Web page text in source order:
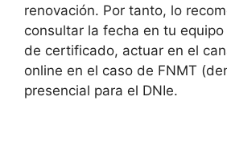
renovación. Por tanto, lo
consultar la fecha en tu
de certificado, actuar en el
online en el caso de FNMT
presencial para el DNIe.